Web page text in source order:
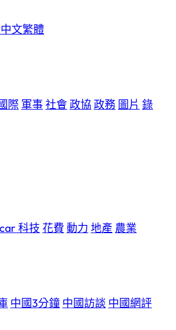
中文繁體
際 軍事社會政協 政務 圖片 錄
car 科技 花費 動力 地產 農業
中國3分鐘 中國訪談 中國網評